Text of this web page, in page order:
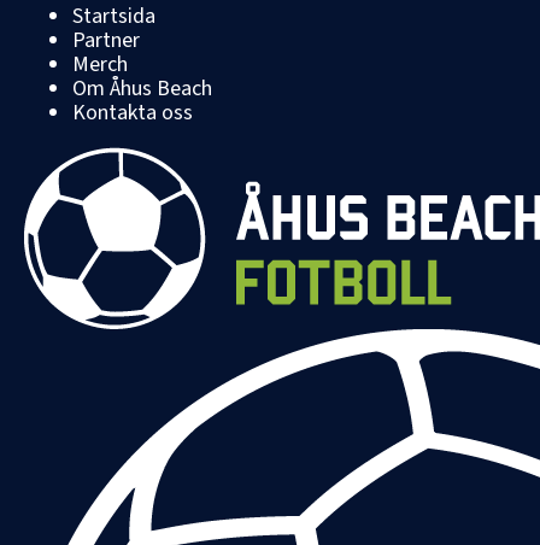
Startsida
Partner
Merch
Om Åhus Beach
Kontakta oss